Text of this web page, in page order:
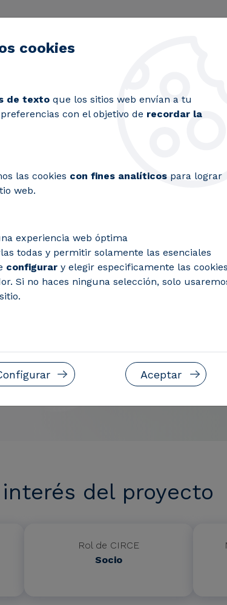
Laboratorios
del proyecto
Rol de CIRCE
Socio
cookies
de textoque los sitios web envían a tu
con el objetivo de recordar la
las cookies con fines analíticospara lograr
web.
experiencia web óptima
todas y permitir solamente las esenciales
configurary elegir especificamente las cookies
Si no haces ninguna selección, solo
Aceptar